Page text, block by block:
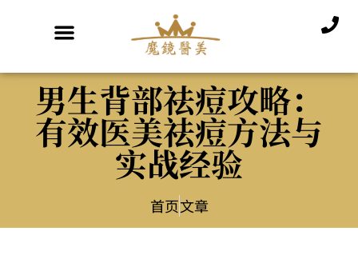
男生背部祛痘攻略：
有效医美祛痘方法与
实战经验
首页文章